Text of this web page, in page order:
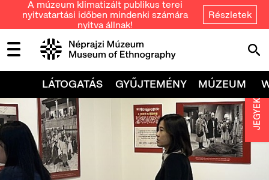
A múzeum klimatizált publikus terei
nyitvatartási időben mindenki számára
nyitva állnak!
Részletek
LÁTOGATÁS GYŰJTEMÉNY MÚZEUM
JEGYEK